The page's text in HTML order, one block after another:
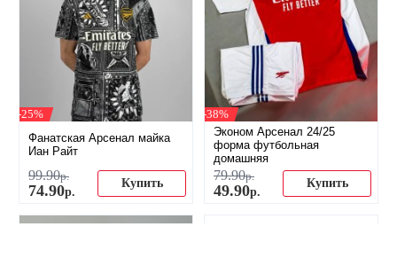
-25%
Фанатская Арсенал майка
Иан Райт
99.90р.
74.90р.
Купить
-38%
Эконом Арсенал 24/25
форма футбольная
домашняя
79.90р.
49.90р.
Купить